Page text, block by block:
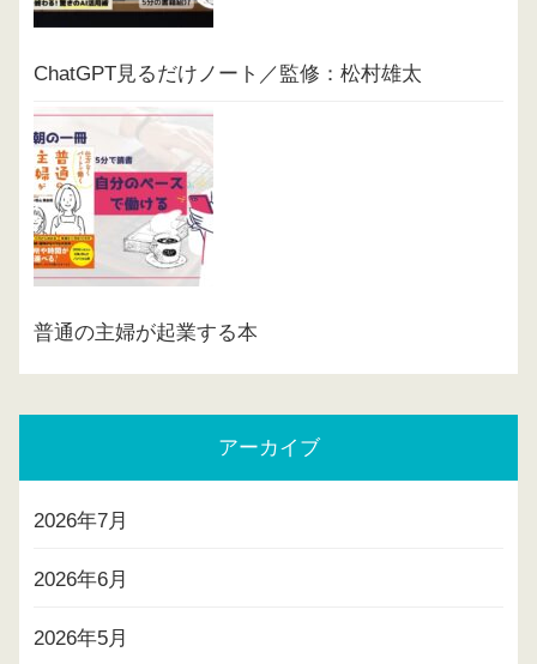
ChatGPT見るだけノート／監修：松村雄太
普通の主婦が起業する本
アーカイブ
2026年7月
2026年6月
2026年5月